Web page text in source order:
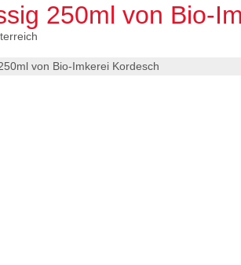
250ml von Bio-